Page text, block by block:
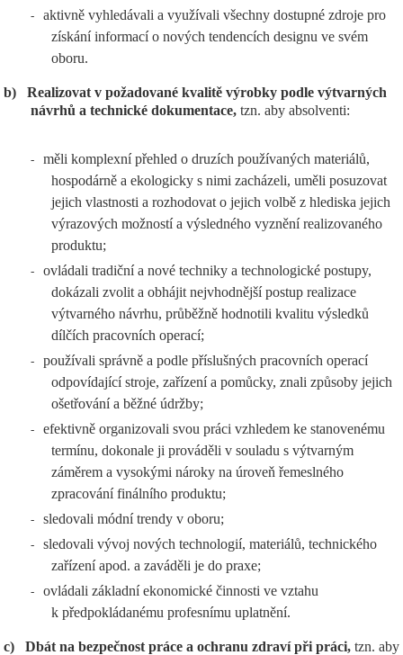
-
aktivně vyhledávali a využívali všechny dostupné zdroje pro
získání informací o nových tendencích designu ve svém
oboru.
b)
Realizovat v požadované kvalitě výrobky podle výtvarných
návrhů a technické dokumentace, tzn. aby absolventi:
-
měli komplexní přehled o druzích používaných materiálů,
hospodárně a ekologicky s nimi zacházeli, uměli posuzovat
jejich vlastnosti a rozhodovat o jejich volbě z hlediska jejich
výrazových možností a výsledného vyznění realizovaného
produktu;
-
ovládali tradiční a nové techniky a technologické postupy,
dokázali zvolit a obhájit nejvhodnější postup realizace
výtvarného návrhu, průběžně hodnotili kvalitu výsledků
dílčích pracovních operací;
-
používali správně a podle příslušných pracovních operací
odpovídající stroje, zařízení a pomůcky, znali způsoby jejich
ošetřování a běžné údržby;
-
efektivně organizovali svou práci vzhledem ke stanovenému
termínu, dokonale ji prováděli v souladu s výtvarným
záměrem a vysokými nároky na úroveň řemeslného
zpracování finálního produktu;
- sledovali módní trendy v oboru;
-
sledovali vývoj nových technologií, materiálů, technického
zařízení apod. a zaváděli je do praxe;
-
ovládali základní ekonomické činnosti ve vztahu
k předpokládanému profesnímu uplatnění.
c) Dbát na bezpečnost práce a ochranu zdraví při práci, tzn. aby